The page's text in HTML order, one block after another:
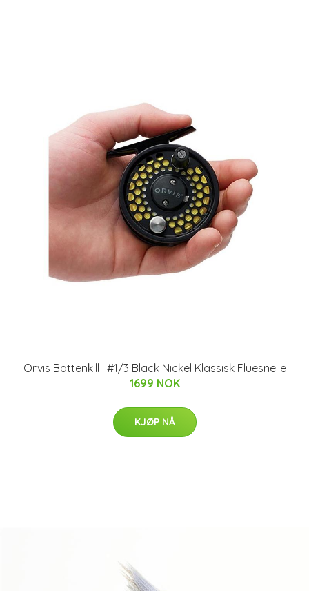
Orvis Battenkill I #1/3 Black Nickel Klassisk Fluesnelle
1699 NOK
KJØP NÅ